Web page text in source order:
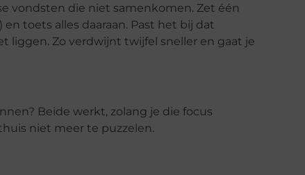
vondsten die niet samenkomen. Zet één
toets alles daaraan. Past het bij dat
liggen. Zo verdwijnt twijfel sneller en gaat je
Beide werkt, zolang je die focus
niet meer te puzzelen.